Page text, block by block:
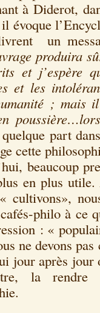
à Diderot,
évoque
un
produira
et j’espère
et les
; mais
part
cette
beaucoup
en plus
cultivons»,
philo à ce
: «
ne devons
jour après
la